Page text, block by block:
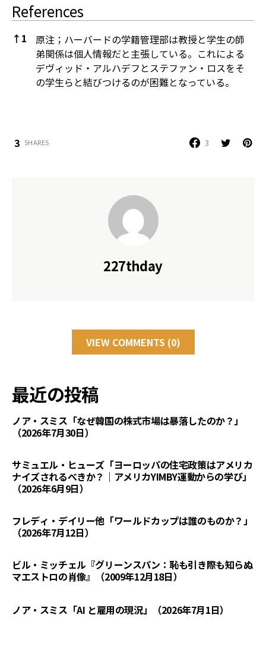
References
↑ 1
原注；ハーバードの学籍管理部は教授と学生の師
弟関係は個人情報だと主張している。これによる
デヴィッド・アルハデフとステファン・ロスをそ
の学生らと結びつけるのが困難となっている。
3 SHARES 3
227thday
VIEW COMMENTS (0)
最近の投稿
ノア・スミス「なぜ韓国の株式市場は暴落したのか？」
（2026年7月30日）
サミュエル・ヒューズ「ヨーロッパの住宅政策はアメリカ
ナイズされるべきか？｜アメリカYIMBY運動からの学び」
（2026年6月9日）
フレディ・デイリー他「ワールドカップは誰のものか？」
（2026年7月12日）
ビル・ミッチェル『グリーンスパン：恥も引き際も知らぬ
マエストロの肖像』（2009年12月18日）
ノア・スミス「AI と雇用の現況」（2026年7月1日）